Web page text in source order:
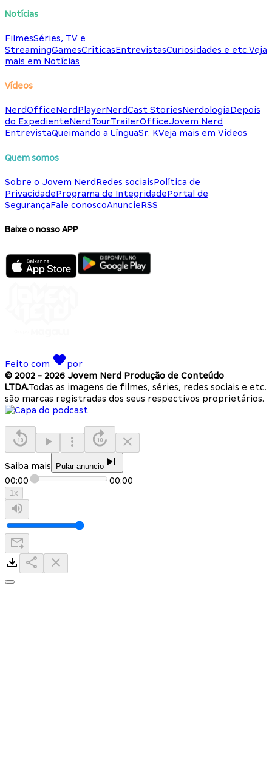
Notícias
FilmesSéries, TV e
StreamingGamesCríticasEntrevistasCuriosidades e etc.Veja
mais em Notícias
Vídeos
NerdOfficeNerdPlayerNerdCast StoriesNerdologiaDepois
do ExpedienteNerdTourTrailerOfficeJovem Nerd
EntrevistaQueimando a LínguaSr. KVeja mais em Vídeos
Quem somos
Sobre o Jovem NerdRedes sociaisPolítica de
PrivacidadePrograma de IntegridadePortal de
SegurançaFale conoscoAnuncieRSS
Baixe o nosso APP
Feito com
por
© 2002 - 2026 Jovem Nerd Produção de Conteúdo
LTDA.Todas as imagens de filmes, séries, redes sociais e etc.
são marcas registradas dos seus respectivos proprietários.
Saiba mais Pular anuncio
00:00 00:00
1x